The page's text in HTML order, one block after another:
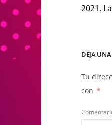
2021.
DEJA
Tu
con *